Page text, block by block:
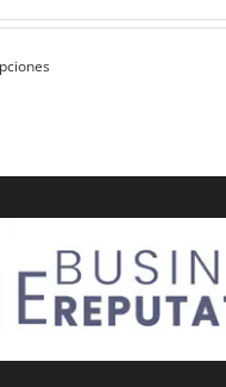
de
Este
variantes.
Las
opciones